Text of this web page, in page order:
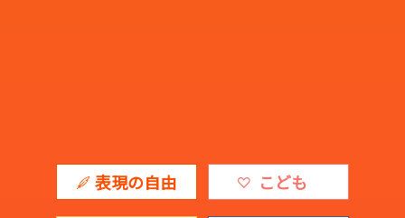
表現の自由 こども